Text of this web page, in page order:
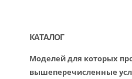
КАТАЛОГ
Моделей для которых
вышеперечисленные